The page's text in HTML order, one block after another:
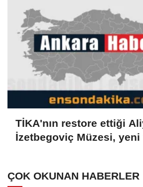
TİKA'nın restore ettiği
İzetbegoviç Müzesi, yeni
ÇOK OKUNAN HABERLER